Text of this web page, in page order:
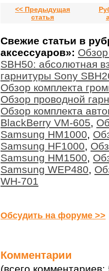
<< Предыдущая
статья
Свежие статьи в
аксессуаров»:
SBH50: абсолютная
гарнитуры Sony
Обзор комплекта
Обзор проводной
Обзор комплекта
BlackBerry VM-605,
Samsung HM1000,
Samsung HF1000,
Samsung HM1500,
Samsung WEP480,
WH-701
Обсудить на форуме >>
Комментарии